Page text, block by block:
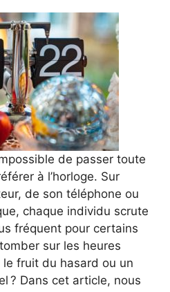
de passer toute
à l’horloge. Sur
de son téléphone ou
chaque individu scrute
fréquent pour certains
sur les heures
fruit du hasard ou un
? Dans cet article, nous